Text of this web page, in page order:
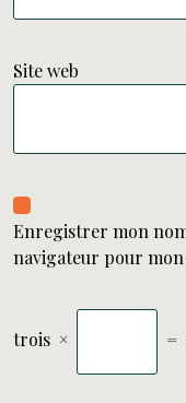
Site web
Enregistrer mon
navigateur pour
trois × =